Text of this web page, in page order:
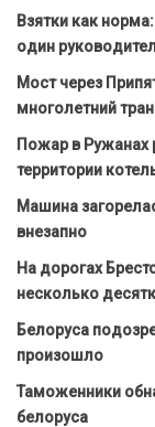
Взятки как
один
Мост через
многолетний
Пожар в Ружанах
территории
Машина
внезапно
На дорогах
несколько
Белоруса
произошло
Таможенники
белоруса